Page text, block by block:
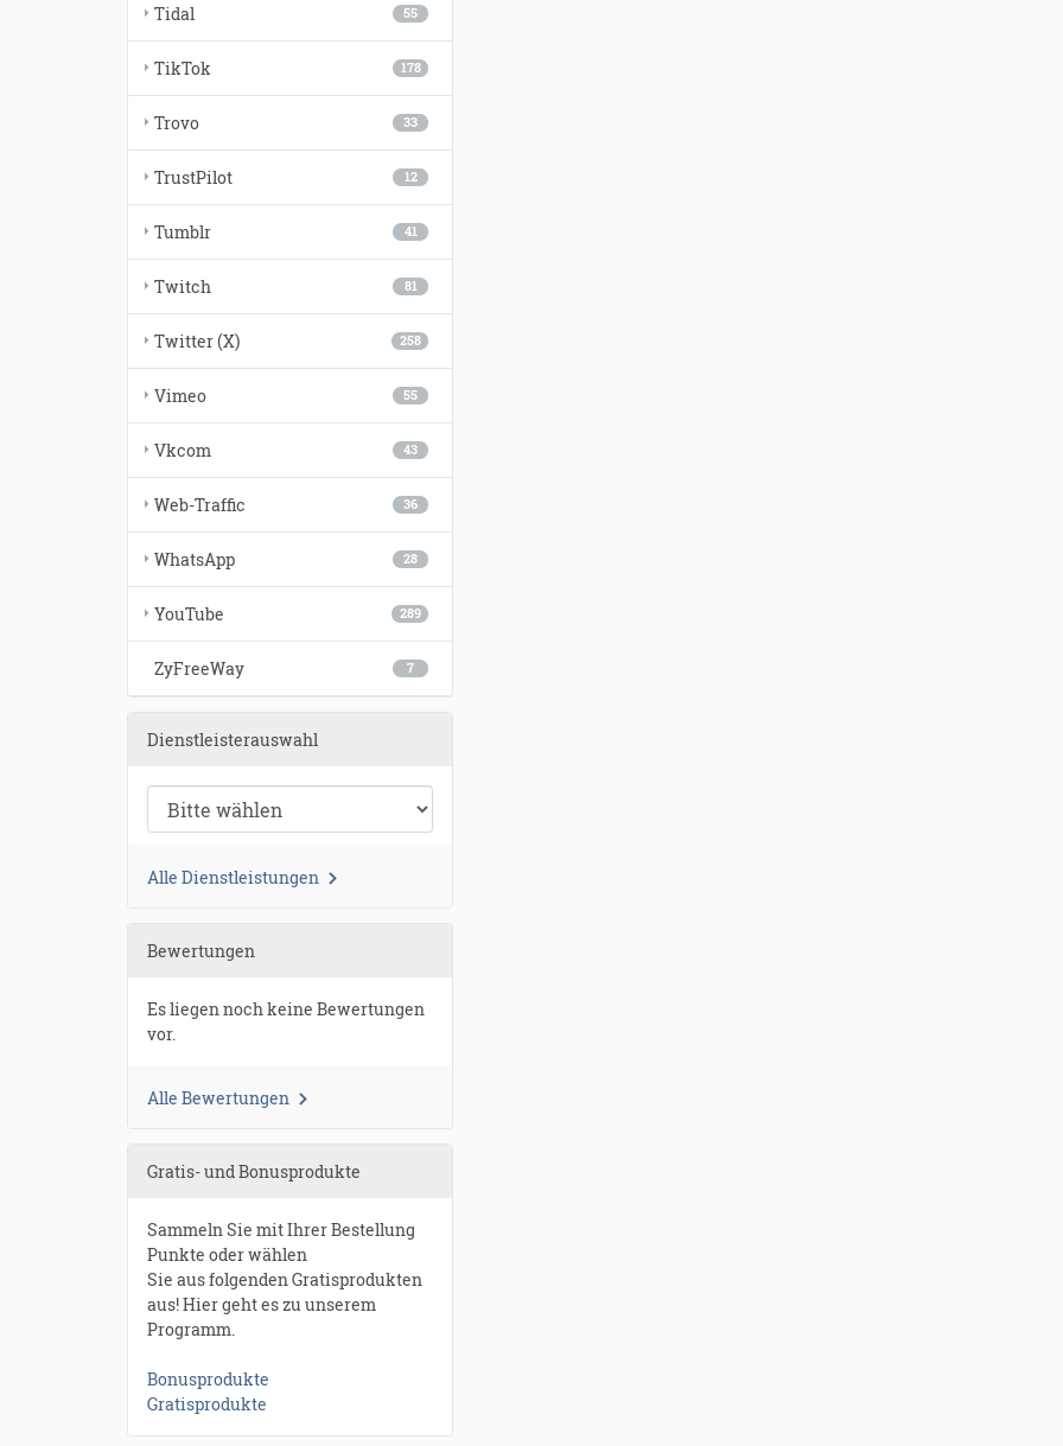
55
Tidal
178
TikTok
33
Trovo
12
TrustPilot
41
Tumblr
81
Twitch
258
Twitter (X)
55
Vimeo
43
Vkcom
36
Web-Traffic
28
WhatsApp
289
YouTube
7
ZyFreeWay
Dienstleisterauswahl
Alle Dienstleistungen
Bewertungen
Es liegen noch keine Bewertungen
vor.
Alle Bewertungen
Gratis- und Bonusprodukte
Sammeln Sie mit Ihrer Bestellung
Punkte oder wählen
Sie aus folgenden Gratisprodukten
aus! Hier geht es zu unserem
Programm.
Bonusprodukte
Gratisprodukte